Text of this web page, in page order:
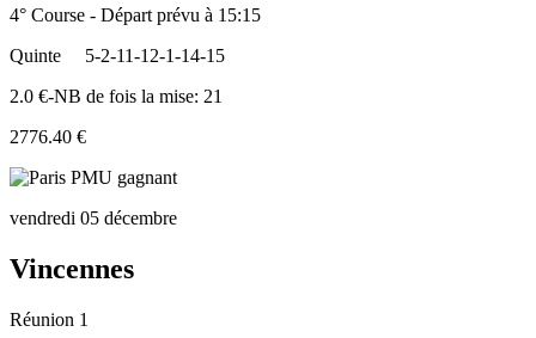
4° Course - Départ prévu à 15:15
Quinte
5-2-11-12-1-14-15
2.0 €-NB de fois la mise: 21
2776.40 €
vendredi 05 décembre
Vincennes
Réunion 1